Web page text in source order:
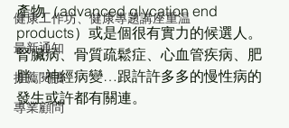
健康工作坊、健康專題講座重温
最新通知
推薦閱讀
專業顧問
產物（advanced glycation end
products）或是個很有實力的候選人。
腎臟病、骨質疏鬆症、心血管疾病、肥
胖、神經病變…跟許許多多的慢性病的
發生或許都有關連。